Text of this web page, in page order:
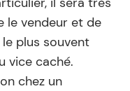
le vendeur et de
plus souvent
vice caché.
chez un